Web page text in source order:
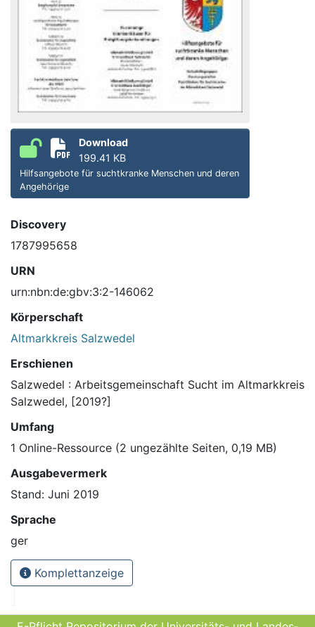
Download
199.41 KB
Hilfsangebote für suchtkranke Menschen und deren
Angehörige
Discovery
1787995658
URN
urn:nbn:de:gbv:3:2-146062
Körperschaft
Altmarkkreis Salzwedel
Erschienen
Salzwedel : Arbeitsgemeinschaft Sucht im Altmarkkreis
Salzwedel, [2019?]
Umfang
1 Online-Ressource (2 ungezählte Seiten, 0,19 MB)
Ausgabevermerk
Stand: Juni 2019
Sprache
ger
Komplettanzeige